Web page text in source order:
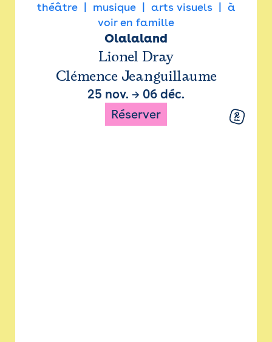
théâtre musique arts visuels
à
voir en famille
Olalaland
Lionel Dray
Clémence Jeanguillaume
25 nov. → 06 déc.
Réserver